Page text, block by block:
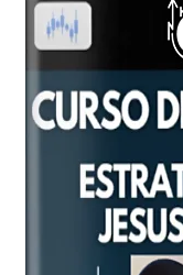
MEMBRESIA
CARRITO
CONTACTO